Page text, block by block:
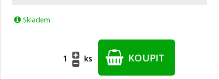
Skladem
ks KOUPIT